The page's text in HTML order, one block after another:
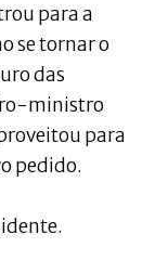
para a
se tornar o
das
ministro
para
pedido.